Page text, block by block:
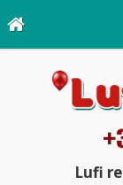
Lufi